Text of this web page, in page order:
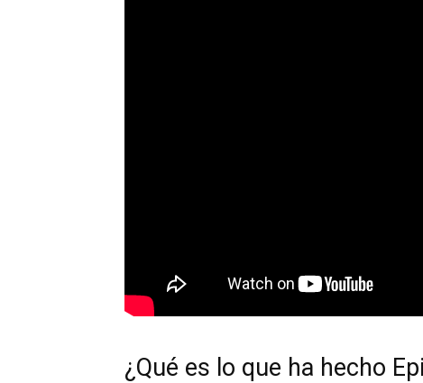
¿Qué es lo que ha hecho